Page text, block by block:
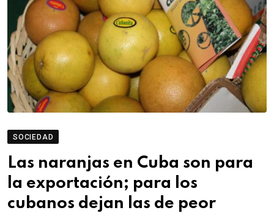
SOCIEDAD
Las naranjas en Cuba son para
la exportación; para los
cubanos dejan las de peor